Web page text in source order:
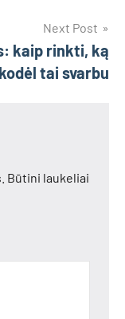
Next Post
kaip rinkti, ką
tai svarbu
Būtini laukeliai